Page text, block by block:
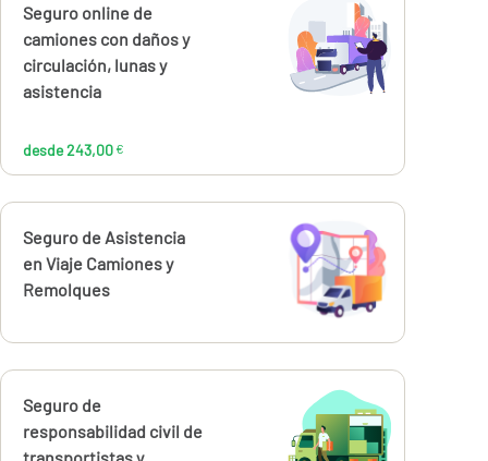
Calcúlalo ahora
Seguro online de
camiones con daños y
circulación, lunas y
asistencia
desde 243,00 €
243,00€
Calcúlalo ahora
Seguro de Asistencia
en Viaje Camiones y
Remolques
Calcúlalo ahora
Seguro de
responsabilidad civil de
transportistas y